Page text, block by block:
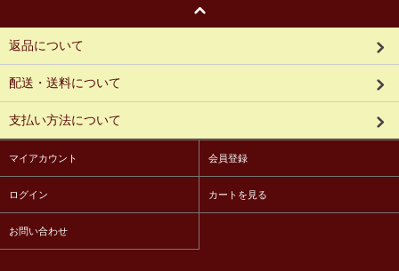
返品について
配送・送料について
支払い方法について
マイアカウント 会員登録
ログイン カートを見る
お問い合わせ